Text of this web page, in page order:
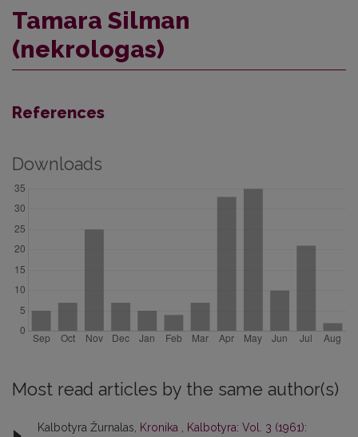
Tamara Silman
(nekrologas)
References
Downloads
Most read articles by the same author(s)
Kalbotyra Žurnalas, Kronika
Kalbotyra: Vol. 3 (1961):